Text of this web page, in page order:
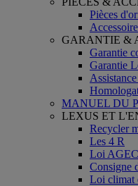
Pièces
GARANTIE &
Garantie
Garantie
MANUEL DU
LEXUS ET
Recycler
Les 4 R
Loi AGEC
Consigne
Loi climat